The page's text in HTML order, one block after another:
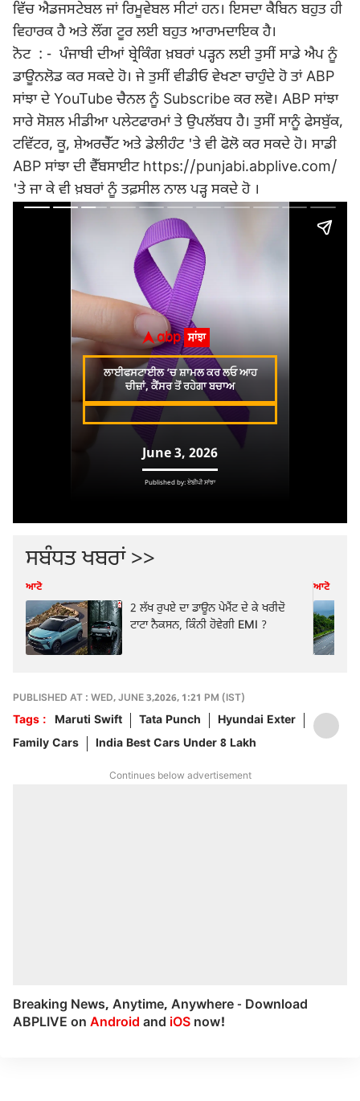
ਵਿੱਚ ਐਡਜਸਟੇਬਲ ਜਾਂ ਰਿਮੂਵੇਬਲ ਸੀਟਾਂ ਹਨ। ਇਸਦਾ ਕੈਬਿਨ ਬਹੁਤ ਹੀ
ਵਿਹਾਰਕ ਹੈ ਅਤੇ ਲੌਂਗ ਟੂਰ ਲਈ ਬਹੁਤ ਆਰਾਮਦਾਇਕ ਹੈ।
ਨੋਟ : - ਪੰਜਾਬੀ ਦੀਆਂ ਬ੍ਰੇਕਿੰਗ ਖ਼ਬਰਾਂ ਪੜ੍ਹਨ ਲਈ ਤੁਸੀਂ ਸਾਡੇ ਐਪ ਨੂੰ
ਡਾਊਨਲੋਡ ਕਰ ਸਕਦੇ ਹੋ। ਜੇ ਤੁਸੀਂ ਵੀਡੀਓ ਵੇਖਣਾ ਚਾਹੁੰਦੇ ਹੋ ਤਾਂ ABP
ਸਾਂਝਾ ਦੇ YouTube ਚੈਨਲ ਨੂੰ Subscribe ਕਰ ਲਵੋ। ABP ਸਾਂਝਾ
ਸਾਰੇ ਸੋਸ਼ਲ ਮੀਡੀਆ ਪਲੇਟਫਾਰਮਾਂ ਤੇ ਉਪਲੱਬਧ ਹੈ। ਤੁਸੀਂ ਸਾਨੂੰ ਫੇਸਬੁੱਕ,
ਟਵਿੱਟਰ, ਕੂ, ਸ਼ੇਅਰਚੈੱਟ ਅਤੇ ਡੇਲੀਹੰਟ 'ਤੇ ਵੀ ਫੋਲੋ ਕਰ ਸਕਦੇ ਹੋ। ਸਾਡੀ
ABP ਸਾਂਝਾ ਦੀ ਵੈੱਬਸਾਈਟ https://punjabi.abplive.com/
'ਤੇ ਜਾ ਕੇ ਵੀ ਖ਼ਬਰਾਂ ਨੂੰ ਤਫ਼ਸੀਲ ਨਾਲ ਪੜ੍ਹ ਸਕਦੇ ਹੋ ।
ਸਬੰਧਤ ਖਬਰਾਂ >>
ਆਟੋ
2 ਲੱਖ ਰੁਪਏ ਦਾ ਡਾਊਨ ਪੇਮੈਂਟ ਦੇ ਕੇ ਖਰੀਦੋ
ਟਾਟਾ ਨੈਕਸਨ, ਕਿੰਨੀ ਹੋਵੇਗੀ EMI ?
ਆਟੋ
PUBLISHED AT : WED, JUNE 3,2026, 1:21 PM (IST)
Tags : Maruti Swift Tata Punch
Hyundai Exter
Family Cars
India Best Cars Under 8 Lakh
Continues below advertisement
Breaking News, Anytime, Anywhere - Download
ABPLIVE on Android and iOS now!